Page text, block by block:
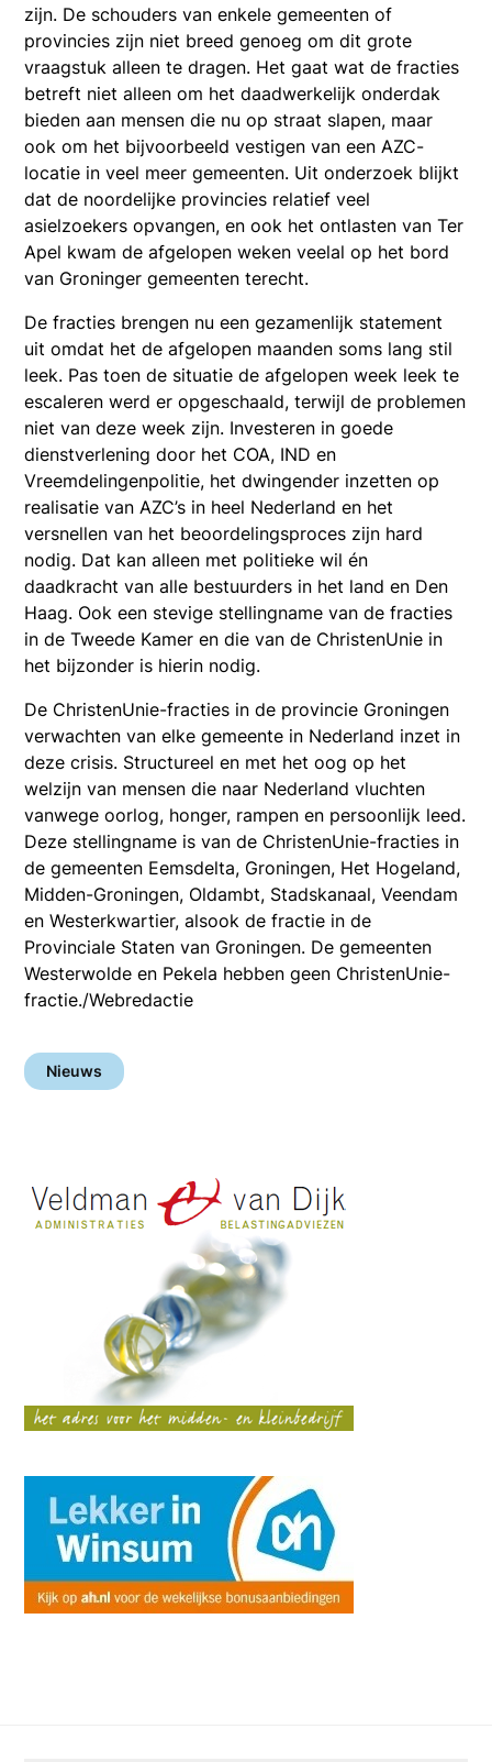
zijn. De schouders van enkele gemeenten of
provincies zijn niet breed genoeg om dit grote
vraagstuk alleen te dragen. Het gaat wat de fracties
betreft niet alleen om het daadwerkelijk onderdak
bieden aan mensen die nu op straat slapen, maar
ook om het bijvoorbeeld vestigen van een AZC-
locatie in veel meer gemeenten. Uit onderzoek blijkt
dat de noordelijke provincies relatief veel
asielzoekers opvangen, en ook het ontlasten van Ter
Apel kwam de afgelopen weken veelal op het bord
van Groninger gemeenten terecht.
De fracties brengen nu een gezamenlijk statement
uit omdat het de afgelopen maanden soms lang stil
leek. Pas toen de situatie de afgelopen week leek te
escaleren werd er opgeschaald, terwijl de problemen
niet van deze week zijn. Investeren in goede
dienstverlening door het COA, IND en
Vreemdelingenpolitie, het dwingender inzetten op
realisatie van AZC’s in heel Nederland en het
versnellen van het beoordelingsproces zijn hard
nodig. Dat kan alleen met politieke wil én
daadkracht van alle bestuurders in het land en Den
Haag. Ook een stevige stellingname van de fracties
in de Tweede Kamer en die van de ChristenUnie in
het bijzonder is hierin nodig.
De ChristenUnie-fracties in de provincie Groningen
verwachten van elke gemeente in Nederland inzet in
deze crisis. Structureel en met het oog op het
welzijn van mensen die naar Nederland vluchten
vanwege oorlog, honger, rampen en persoonlijk leed.
Deze stellingname is van de ChristenUnie-fracties in
de gemeenten Eemsdelta, Groningen, Het Hogeland,
Midden-Groningen, Oldambt, Stadskanaal, Veendam
en Westerkwartier, alsook de fractie in de
Provinciale Staten van Groningen. De gemeenten
Westerwolde en Pekela hebben geen ChristenUnie-
fractie./Webredactie
Nieuws